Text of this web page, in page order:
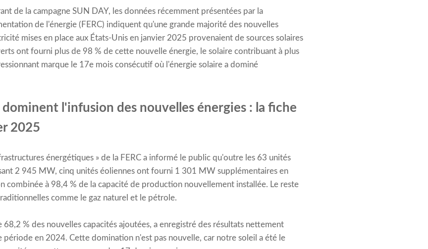
de la campagne SUN DAY, les données récemment présentées par la
de l'énergie (FERC) indiquent qu'une grande majorité des nouvelles
mises en place aux États-Unis en janvier 2025 provenaient de sources solaires
ont fourni plus de 98 % de cette nouvelle énergie, le solaire contribuant à plus
marque le 17e mois consécutif où l'énergie solaire a dominé
dominent l'infusion des nouvelles énergies : la fiche
2025
énergétiques » de la FERC a informé le public qu'outre les 63 unités
2 945 MW, cinq unités éoliennes ont fourni 1 301 MW supplémentaires en
combinée à 98,4 % de la capacité de production nouvellement installée. Le reste
comme le gaz naturel et le pétrole.
68,2 % des nouvelles capacités ajoutées, a enregistré des résultats nettement
période en 2024. Cette domination n'est pas nouvelle, car notre soleil a été le